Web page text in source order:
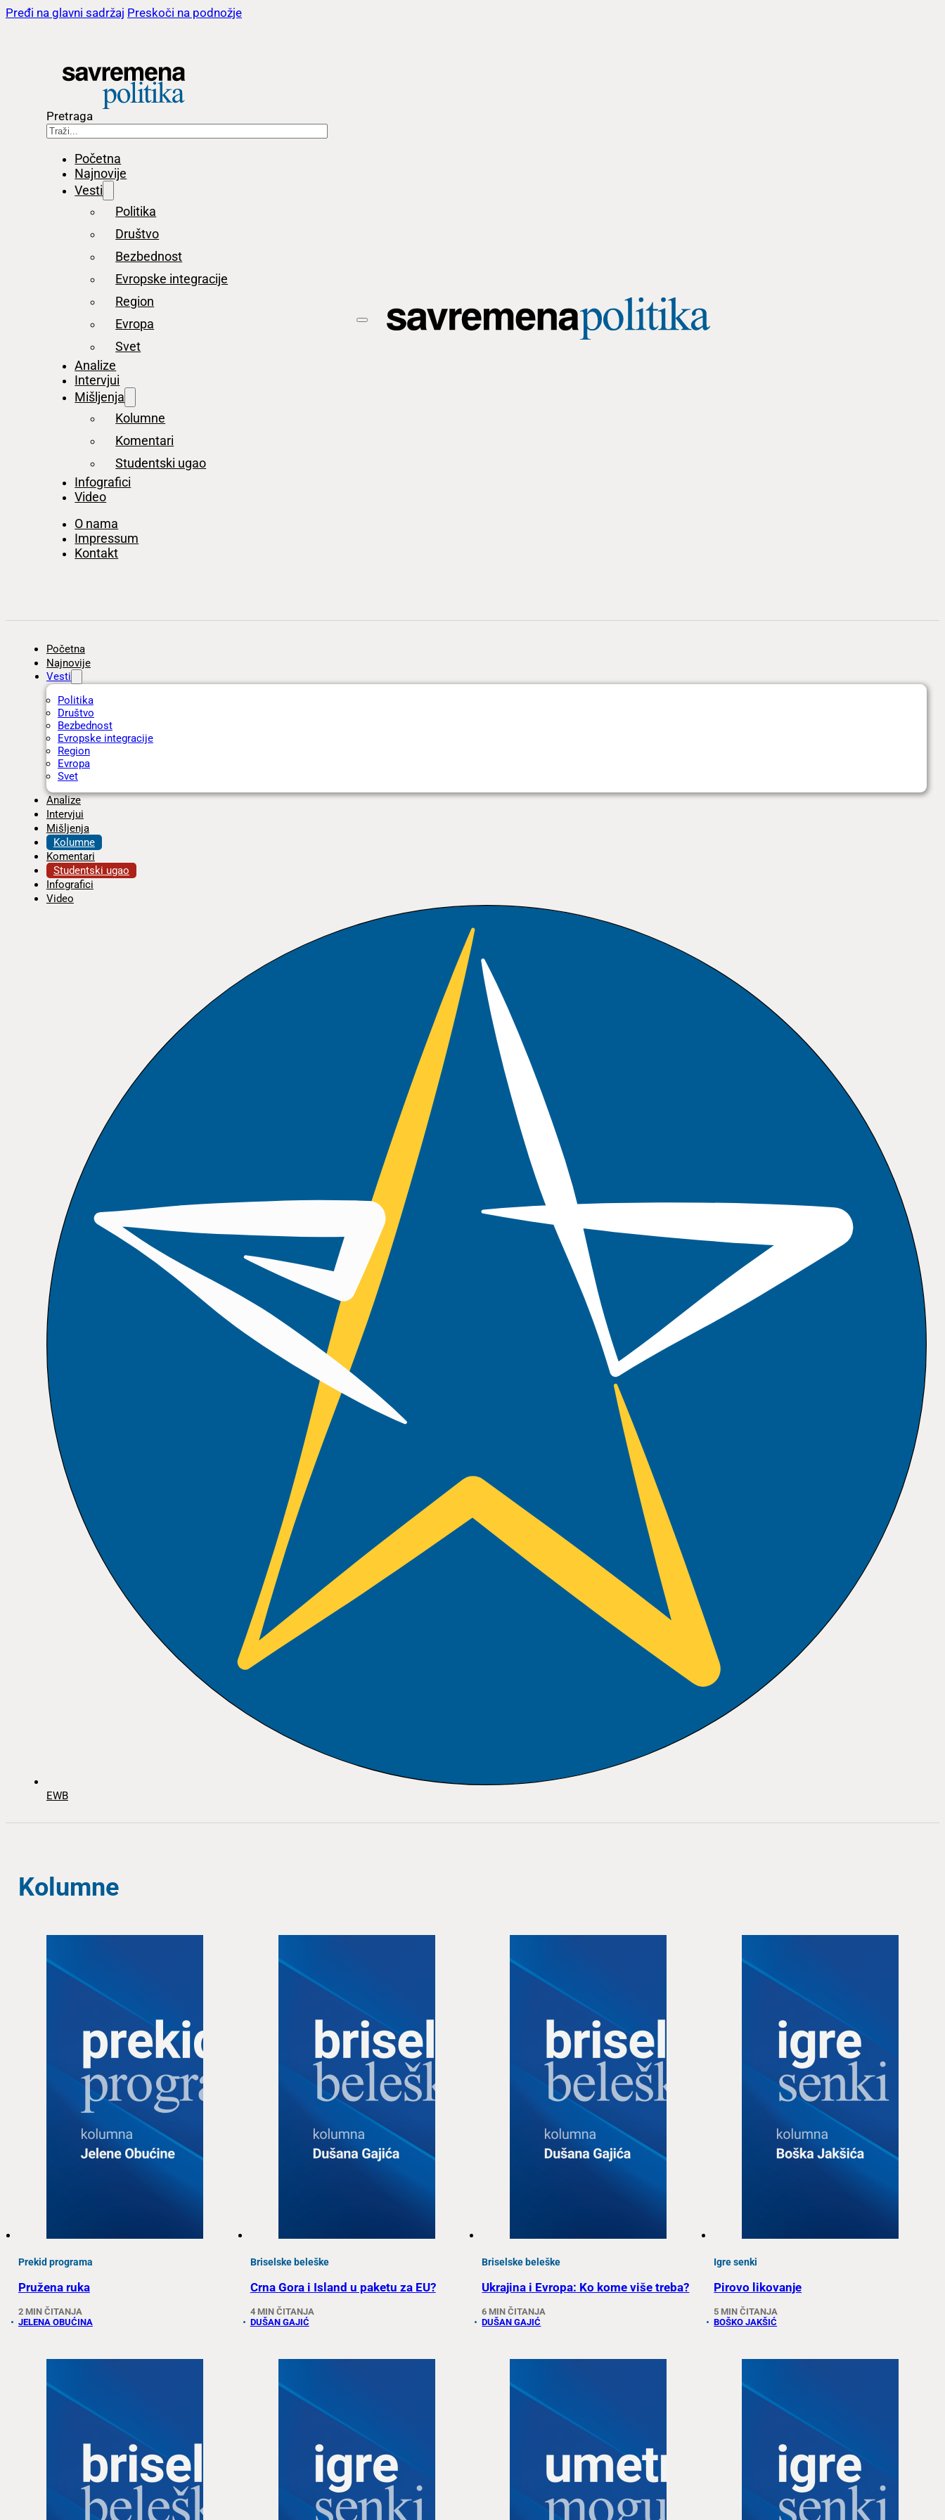
Pređi na glavni sadržaj Preskoči na podnožje
Pretraga
Početna
Najnovije
Vesti
Politika
Društvo
Bezbednost
Evropske integracije
Region
Evropa
Svet
Analize
Intervjui
Mišljenja
Kolumne
Komentari
Studentski ugao
Infografici
Video
O nama
Impressum
Kontakt
Početna
Najnovije
Vesti
Politika
Društvo
Bezbednost
Evropske integracije
Region
Evropa
Svet
Analize
Intervjui
Mišljenja
Kolumne
Komentari
Studentski ugao
Infografici
Video
EWB
Kolumne
Prekid programa
Pružena ruka
2 MIN ČITANJA
JELENA OBUĆINA
Briselske beleške
Crna Gora i Island u paketu za EU?
4 MIN ČITANJA
DUŠAN GAJIĆ
Briselske beleške
Ukrajina i Evropa: Ko kome više treba?
6 MIN ČITANJA
DUŠAN GAJIĆ
Igre senki
Pirovo likovanje
5 MIN ČITANJA
BOŠKO JAKŠIĆ